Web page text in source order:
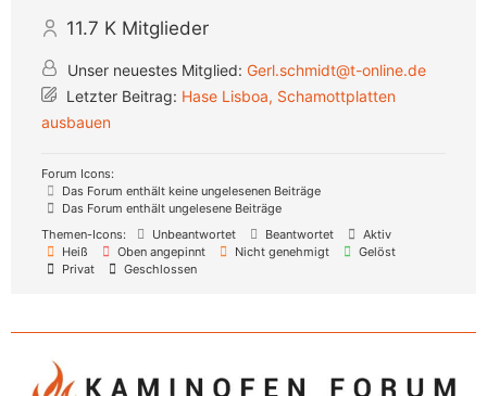
11.7 K Mitglieder
Unser neuestes Mitglied: Gerl.schmidt@t-online.de
Letzter Beitrag: Hase Lisboa, Schamottplatten
ausbauen
Forum Icons:
Das Forum enthält keine ungelesenen Beiträge
Das Forum enthält ungelesene Beiträge
Themen-Icons:
Unbeantwortet Beantwortet
Aktiv
Heiß
Oben angepinnt Nicht genehmigt
Gelöst
Privat
Geschlossen